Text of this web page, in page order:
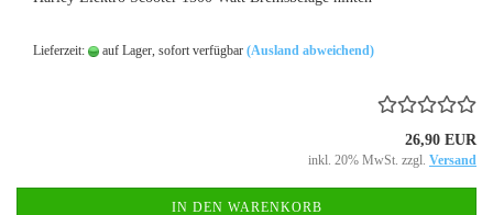
Lieferzeit: auf Lager, sofort verfügbar (Ausland abweichend)
26,90 EUR
inkl. 20% MwSt. zzgl. Versand
IN DEN WARENKORB